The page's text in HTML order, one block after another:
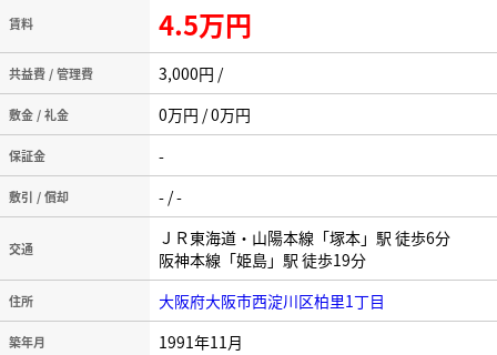
賃料 4.5万円
共益費 / 管理費 3,000円 /
敷金 / 礼金 0万円 / 0万円
保証金 -
敷引 / 償却 - / -
交通
ＪＲ東海道・山陽本線「塚本」駅 徒歩6分
阪神本線「姫島」駅 徒歩19分
住所 大阪府大阪市西淀川区柏里1丁目
築年月 1991年11月